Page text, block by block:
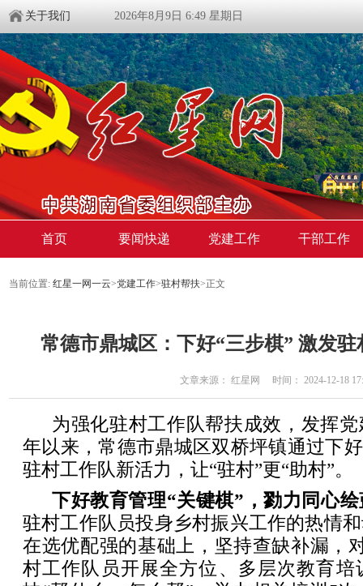
关于我们 2026年8月9日 6:49 星期日
首页 要闻快递 党建工作 干部工作
当前位置: 红星一网一云>党建工作>驻村帮扶>正文
常德市鼎城区：下好“三步棋” 激发
文章来源： 红星网 时间： 2024-12-18
为强化驻村工作队帮扶成效，发挥
年以来，常德市鼎城区双桥坪镇通过下
驻村工作队新活力，让“驻村”更“助村”。
下好教育管理“关键棋”，勠力同心
驻村工作队员投身乡村振兴工作的热情
在选优配强的基础上，坚持查缺补漏，
村工作队员开展全方位、多层次教育培